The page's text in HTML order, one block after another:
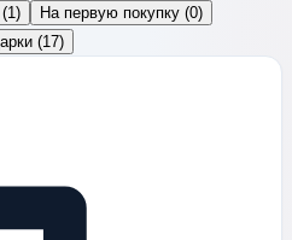
(1) На первую покупку (0)
(17)